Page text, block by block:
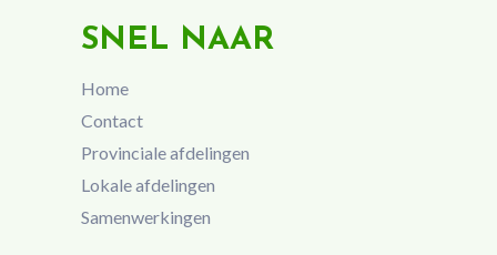
SNEL NAAR
Home
Contact
Provinciale afdelingen
Lokale afdelingen
Samenwerkingen